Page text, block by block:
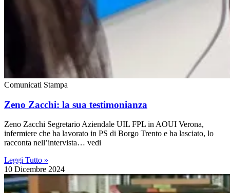
Comunicati Stampa
Zeno Zacchi: la sua testimonianza
Zeno Zacchi Segretario Aziendale UIL FPL in AOUI Verona,
infermiere che ha lavorato in PS di Borgo Trento e ha lasciato, lo
racconta nell’intervista… vedi
Leggi Tutto »
10 Dicembre 2024